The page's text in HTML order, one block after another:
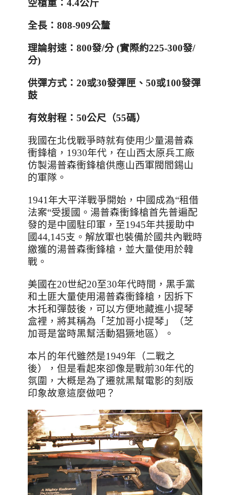
空槍重： 4.4公斤
全長： 808-909公釐
理論射速： 800發/分 (實際約225-300發/
分)
供彈方式： 20或30發彈匣、 50或100發彈
鼓
有效射程： 50公尺（55碼）
我國在北伐戰爭時就有使用少量湯普森
衝鋒槍， 1930年代，在山西太原兵工廠
仿製湯普森衝鋒槍供應山西軍閥閻錫山
的軍隊。
1941年大平洋戰爭開始，中國成為“租借
法案“受援國。湯普森衝鋒槍首先普遍配
發的是中國駐印軍，至1945年共援助中
國44,145支。解放軍也裝備於國共內戰時
繳獲的湯普森衝鋒槍，並大量使用於韓
戰 。
美國在20世紀20至30年代時間，黑手黨
和土匪大量使用湯普森衝鋒槍，因拆下
木托和彈鼓後，可以方便地藏進小提琴
盒裡，將其稱為「芝加哥小提琴」（芝
加哥是當時黑幫活動猖獗地區）。
本片的年代雖然是1949年（二戰之
後），但是看起來卻像是戰前30年代的
氛圍，大概是為了遷就黑幫電影的刻版
印象故意這麼做吧？